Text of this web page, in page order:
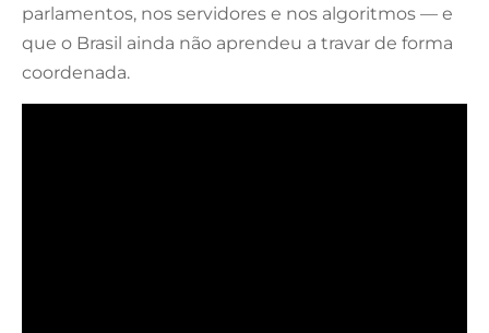
parlamentos, nos servidores e nos algoritmos — e
que o Brasil ainda não aprendeu a travar de forma
coordenada.